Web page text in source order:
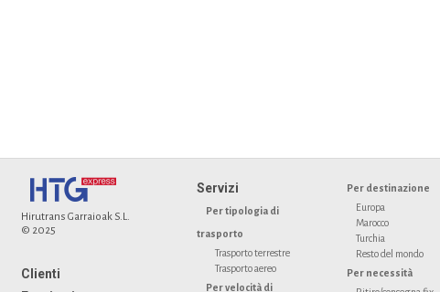
Hirutrans Garraioak S.L.
© 2025
Clienti
Servizi
Per tipologia di
trasporto
Trasporto terrestre
Trasporto aereo
Per velocità di
Per destinazione
Europa
Marocco
Turchia
Resto del mondo
Per necessità